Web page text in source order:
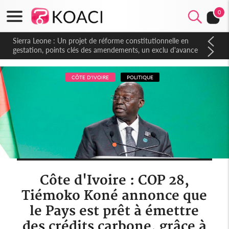
0
Sierra Leone : Un projet de réforme constitutionnelle en
gestation, points clés des amendements, un exclu d'avance
CÔTE D'IVOIRE POLITIQUE
Côte d'Ivoire : COP 28,
Tiémoko Koné annonce que
le Pays est prêt à émettre